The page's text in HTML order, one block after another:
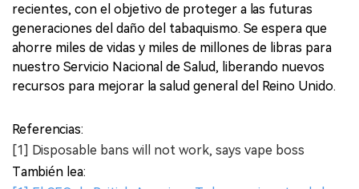
recientes, con el objetivo de proteger a las futuras
generaciones del daño del tabaquismo. Se espera que
ahorre miles de vidas y miles de millones de libras para
nuestro Servicio Nacional de Salud, liberando nuevos
recursos para mejorar la salud general del Reino Unido.
Referencias:
[1] Disposable bans will not work, says vape boss
También lea: